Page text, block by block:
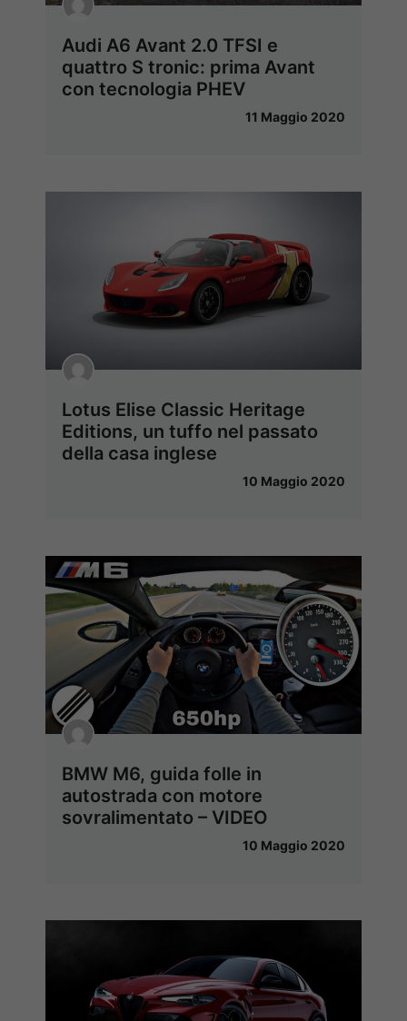
Audi A6 Avant 2.0 TFSI e
quattro S tronic: prima Avant
con tecnologia PHEV
11 Maggio 2020
Lotus Elise Classic Heritage
Editions, un tuffo nel passato
della casa inglese
10 Maggio 2020
BMW M6, guida folle in
autostrada con motore
sovralimentato – VIDEO
10 Maggio 2020